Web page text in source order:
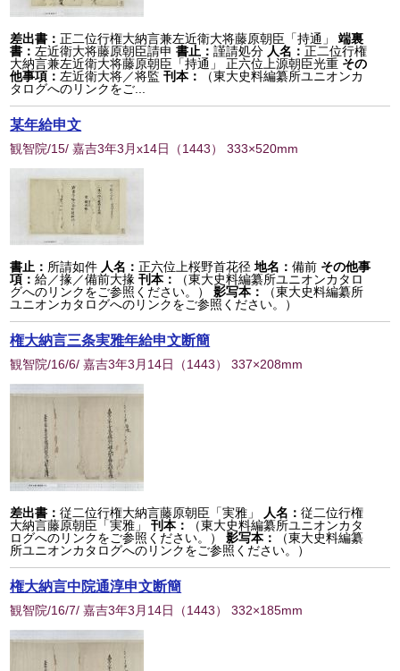
差出書：正二位行権大納言兼左近衛大将藤原朝臣「持通」
端裏
書： 左近衛大将藤原朝臣請申 書止：謹請処分 人名：正二位行権
大納言兼左近衛大将藤原朝臣「持通」 正六位上源朝臣光重 その
他事項： 左近衛大将／将監 刊本：
（東大史料編纂所ユニオンカ
タログへのリンクをご...
某年給申文
観智院/15/ 嘉吉3年3月x14日 （1443） 333×520mm
書止： 所請如件 人名：正六位上桜野首花径 地名：備前 その他事
項：給／掾／備前大掾 刊本：
（東大史料編纂所ユニオンカタロ
グへのリンクをご参照ください。）
影写本：
（東大史料編纂所
ユニオンカタログへのリンクをご参照ください。）
権大納言三条実雅年給申文断簡
観智院/16/6/ 嘉吉3年3月14日 （1443） 337×208mm
差出書：従二位行権大納言藤原朝臣「実雅」 人名：従二位行権
大納言藤原朝臣「実雅」
刊本：
（東大史料編纂所ユニオンカタ
ログへのリンクをご参照ください。）
影写本：
（東大史料編纂
所ユニオンカタログへのリンクをご参照ください。）
権大納言中院通淳申文断簡
観智院/16/7/ 嘉吉3年3月14日 （1443） 332×185mm